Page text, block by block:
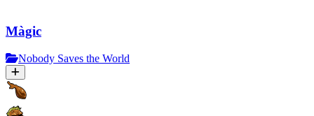
Màgic
Nobody Saves the World